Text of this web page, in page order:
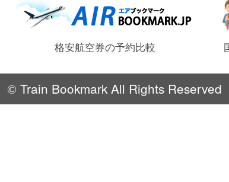
格安航空券の予約比較
© Train Bookmark All Rights Reserved